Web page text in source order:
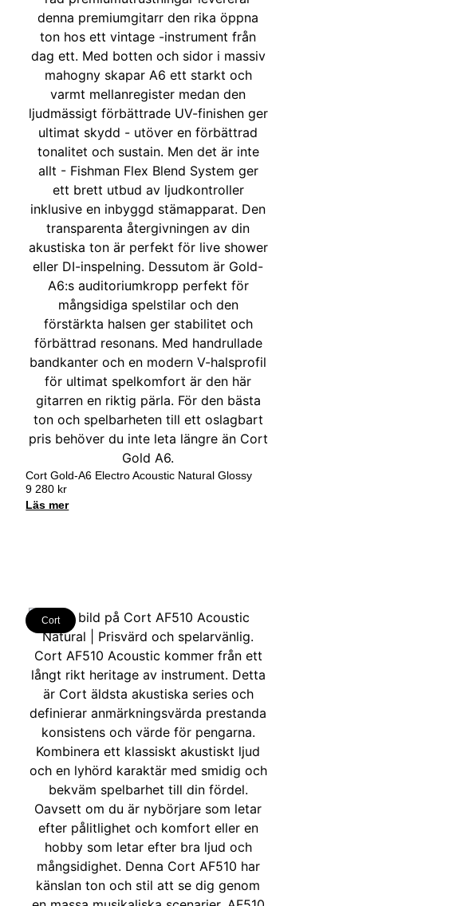
Cort Gold-A6 Electro Acoustic Natural Glossy
9 280 kr
Läs mer
Cort